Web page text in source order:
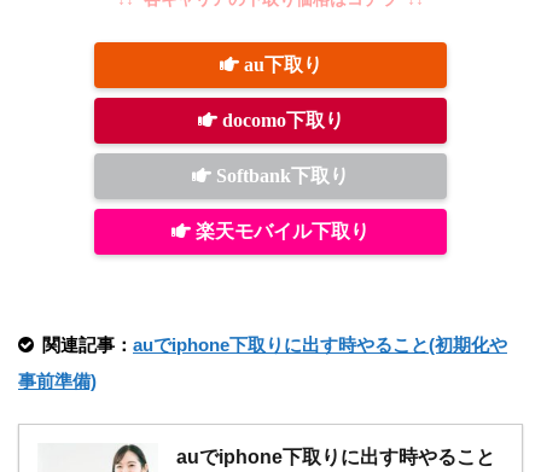
au下取り
docomo下取り
Softbank下取り
楽天モバイル下取り
関連記事： auでiphone下取りに出す時やること(初期化や
事前準備)
auでiphone下取りに出す時やること